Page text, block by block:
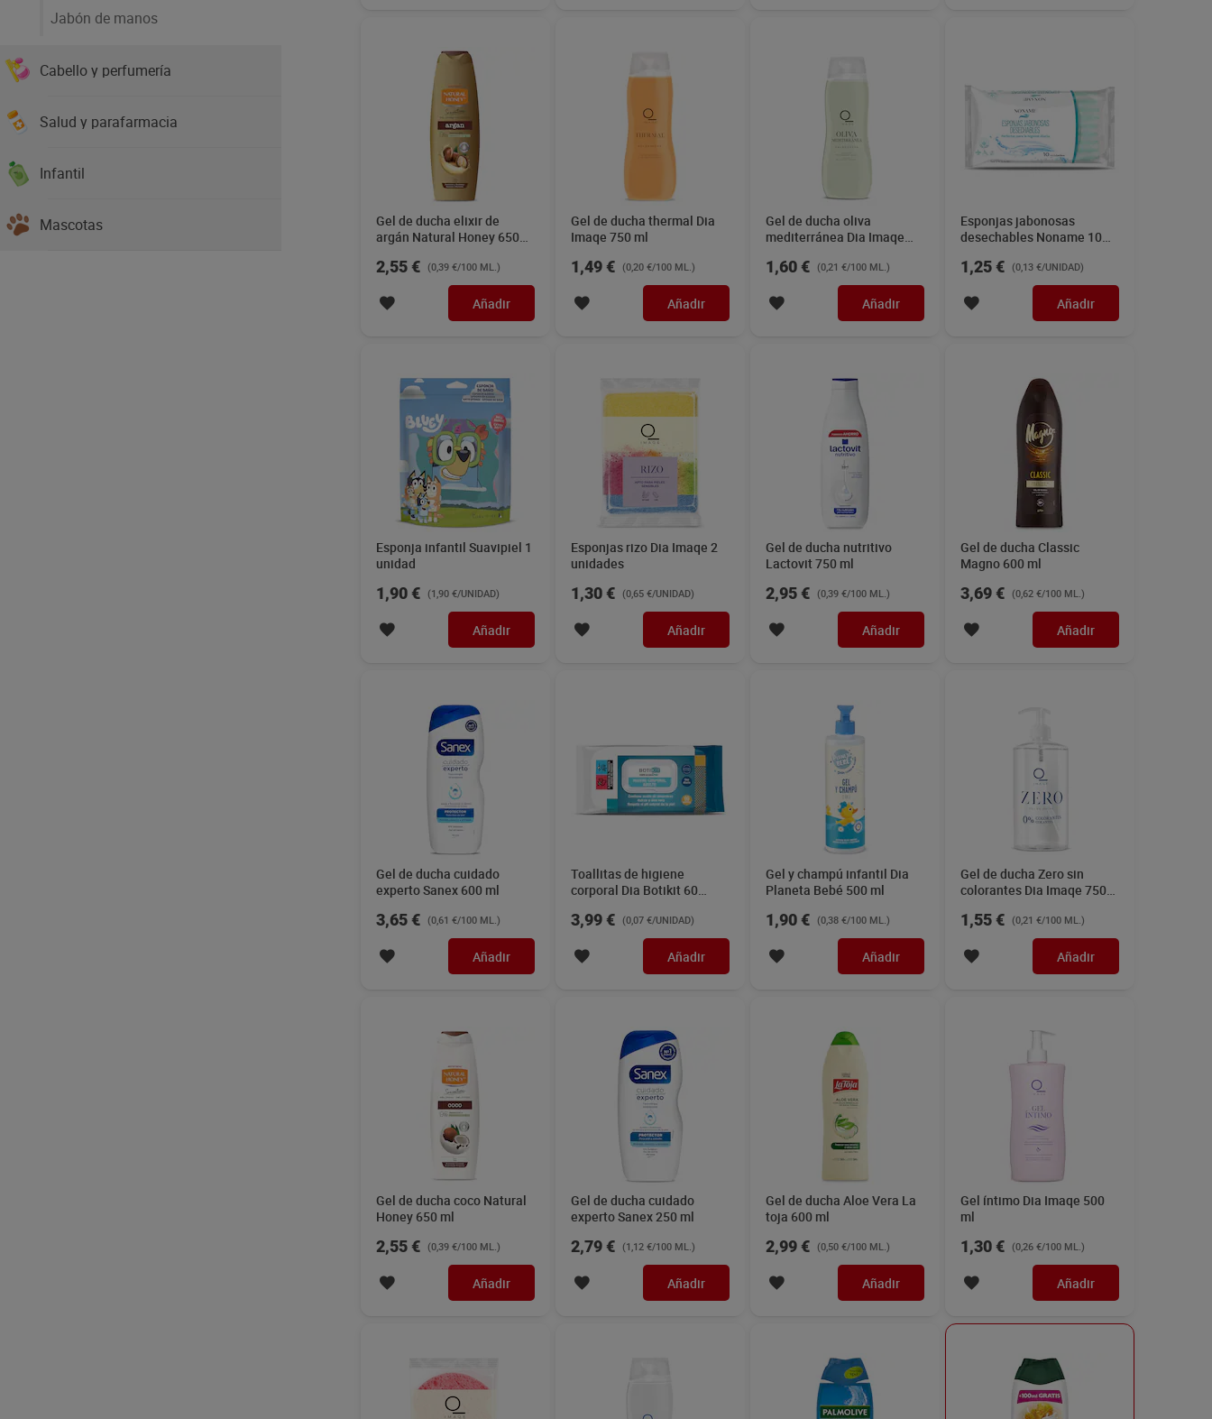
Jabón de manos
Cabello y perfumería
Salud y parafarmacia
Infantil
Mascotas
Gel de ducha elixir de
argán Natural Honey 650
2,55 € (0,39 €/100 ML.)
Añadir
Gel de ducha thermal Dia
Imaqe 750 ml
1,49 € (0,20 €/100 ML.)
Añadir
Gel de ducha oliva
mediterránea Dia Imaqe
1,60 € (0,21 €/100 ML.)
Añadir
Esponjas jabonosas
desechables Noname 10
1,25 € (0,13 €/UNIDAD)
Añadir
Esponja infantil Suavipiel 1
unidad
1,90 € (1,90 €/UNIDAD)
Añadir
Esponjas rizo Dia Imaqe 2
unidades
1,30 € (0,65 €/UNIDAD)
Añadir
Gel de ducha nutritivo
Lactovit 750 ml
2,95 € (0,39 €/100 ML.)
Añadir
Gel de ducha Classic
Magno 600 ml
3,69 € (0,62 €/100 ML.)
Añadir
Gel de ducha cuidado
experto Sanex 600 ml
3,65 € (0,61 €/100 ML.)
Añadir
Toallitas de higiene
corporal Dia Botikit 60
3,99 € (0,07 €/UNIDAD)
Añadir
Gel y champú infantil Dia
Planeta Bebé 500 ml
1,90 € (0,38 €/100 ML.)
Añadir
Gel de ducha Zero sin
colorantes Dia Imaqe 750
1,55 € (0,21 €/100 ML.)
Añadir
Gel de ducha coco Natural
Honey 650 ml
2,55 € (0,39 €/100 ML.)
Añadir
Gel de ducha cuidado
experto Sanex 250 ml
2,79 € (1,12 €/100 ML.)
Añadir
Gel de ducha Aloe Vera La
toja 600 ml
2,99 € (0,50 €/100 ML.)
Añadir
Gel íntimo Dia Imaqe 500
ml
1,30 € (0,26 €/100 ML.)
Añadir